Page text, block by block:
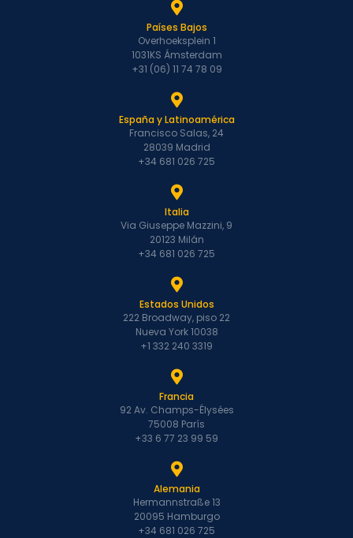
Países Bajos
Overhoeksplein 1
1031KS Ámsterdam
+31 (06) 11 74 78 09
España y Latinoamérica
Francisco Salas, 24
28039 Madrid
+34 681 026 725
Italia
Via Giuseppe Mazzini, 9
20123 Milán
+34 681 026 725
Estados Unidos
222 Broadway, piso 22
Nueva York 10038
+1 332 240 3319
Francia
92 Av. Champs-Élysées
75008 París
+33 6 77 23 99 59
Alemania
Hermannstraße 13
20095 Hamburgo
+34 681 026 725